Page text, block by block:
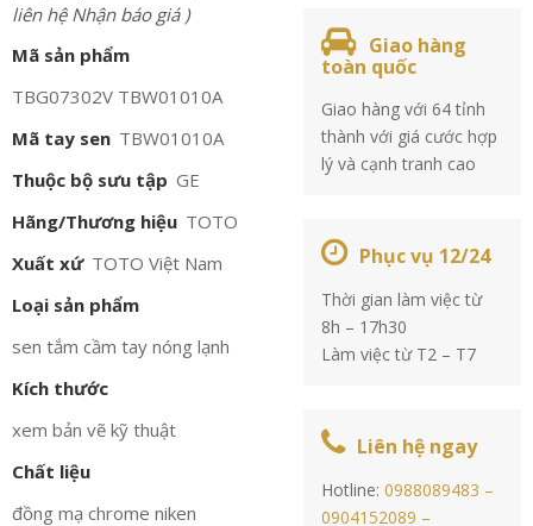
liên hệ Nhận báo giá )
Mã sản phẩm
TBG07302V TBW01010A
Mã tay sen TBW01010A
Thuộc bộ sưu tập GE
Hãng/Thương hiệu TOTO
Xuất xứ TOTO Việt Nam
Loại sản phẩm
sen tắm cầm tay nóng lạnh
Kích thước
xem bản vẽ kỹ thuật
Chất liệu
đồng mạ chrome niken
Giao hàng
toàn quốc
Giao hàng với 64 tỉnh
thành với giá cước hợp
lý và cạnh tranh cao
Phục vụ 12/24
Thời gian làm việc từ
8h – 17h30
Làm việc từ T2 – T7
Liên hệ ngay
Hotline:0988089483 –
0904152089 –